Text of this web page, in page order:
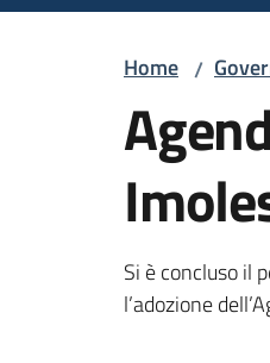
Home /
Si è concluso il
l’adozione